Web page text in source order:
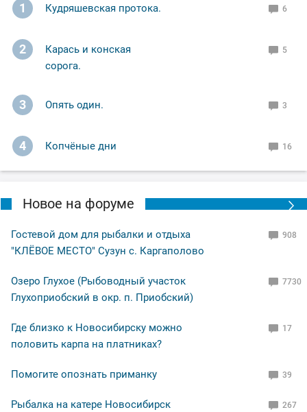
1 Кудряшевская протока. 6
2
Карась и конская
сорога.
5
3 Опять один. 3
4 Копчёные дни 16
Новое на форуме
Гостевой дом для рыбалки и отдыха
"КЛЁВОЕ МЕСТО" Сузун с. Каргаполово
908
Озеро Глухое (Рыбоводный участок
Глухоприобский в окр. п. Приобский)
7730
Где близко к Новосибирску можно
половить карпа на платниках?
17
Помогите опознать приманку 39
Рыбалка на катере Новосибирск 267